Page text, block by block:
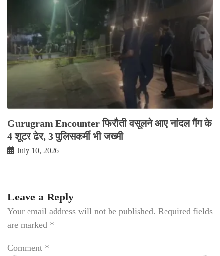
Gurugram Encounter फिरौती वसूलने आए नांदल गैंग के
4 शूटर ढेर, 3 पुलिसकर्मी भी जख्मी
July 10, 2026
Leave a Reply
Your email address will not be published. Required fields
are marked *
Comment *